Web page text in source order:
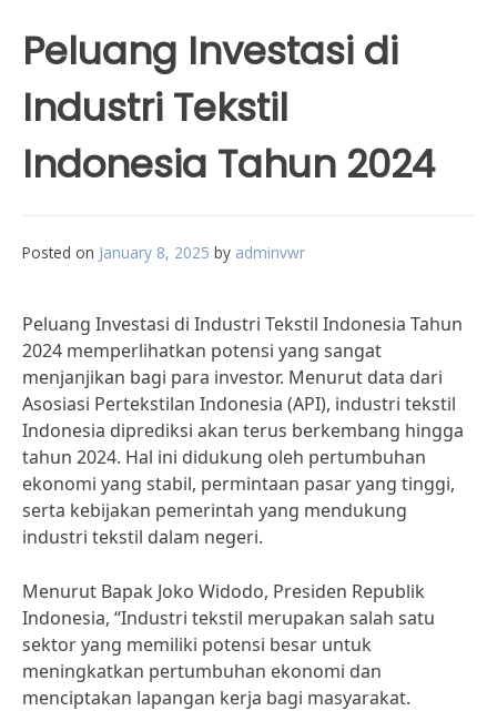
Peluang Investasi di
Industri Tekstil
Indonesia Tahun 2024
Posted on January 8, 2025 by adminvwr
Peluang Investasi di Industri Tekstil Indonesia Tahun
2024 memperlihatkan potensi yang sangat
menjanjikan bagi para investor. Menurut data dari
Asosiasi Pertekstilan Indonesia (API), industri tekstil
Indonesia diprediksi akan terus berkembang hingga
tahun 2024. Hal ini didukung oleh pertumbuhan
ekonomi yang stabil, permintaan pasar yang tinggi,
serta kebijakan pemerintah yang mendukung
industri tekstil dalam negeri.
Menurut Bapak Joko Widodo, Presiden Republik
Indonesia, “Industri tekstil merupakan salah satu
sektor yang memiliki potensi besar untuk
meningkatkan pertumbuhan ekonomi dan
menciptakan lapangan kerja bagi masyarakat.